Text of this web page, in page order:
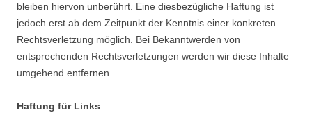
bleiben hiervon unberührt. Eine diesbezügliche Haftung ist
jedoch erst ab dem Zeitpunkt der Kenntnis einer konkreten
Rechtsverletzung möglich. Bei Bekanntwerden von
entsprechenden Rechtsverletzungen werden wir diese Inhalte
umgehend entfernen.
Haftung für Links